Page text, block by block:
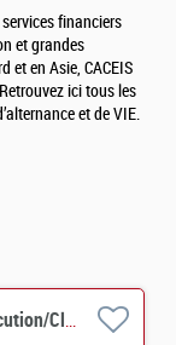
financiers
et grandes
et en Asie, CACEIS
ici tous les
et de VIE.
CDD - Client Services Officer – Fund Execution/Client Services H/F